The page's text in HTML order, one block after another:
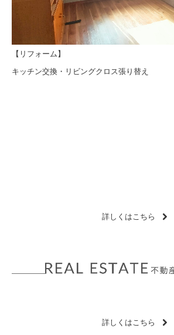
【リフォーム】
キッチン交換・リビングクロス張り替え
詳しくはこちら
詳しくはこちら